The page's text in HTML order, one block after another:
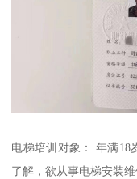
电梯培训对象： 年满18
了解，欲从事电梯安装